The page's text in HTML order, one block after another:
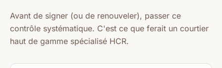
Avant de signer (ou de renouveler), passer ce
contrôle systématique. C'est ce que ferait un courtier
haut de gamme spécialisé HCR.